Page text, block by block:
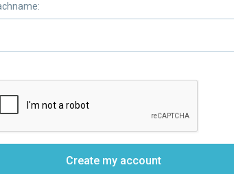
Create my account